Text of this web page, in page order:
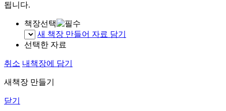
됩니다.
책장선택
새 책장 만들어 자료 담기
선택한 자료
취소 내책장에 담기
새책장 만들기
닫기